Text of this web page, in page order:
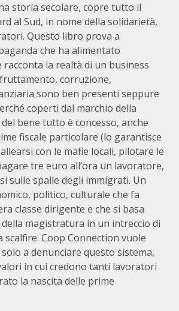
storia secolare, copre tutto il
al Sud, in nome della solidarietà,
Questo libro prova a
che ha alimentato
racconta la realtà di un business
corruzione,
sono ben presenti seppure
coperti dal marchio della
bene tutto è concesso, anche
fiscale particolare (lo garantisce
con le mafie locali, pilotare le
tre euro all’ora un lavoratore,
sulle spalle degli immigrati. Un
politico, culturale che fa
classe dirigente e che si basa
magistratura in un intreccio di
scalfire. Coop Connection vuole
a denunciare questo sistema,
in cui credono tanti lavoratori
la nascita delle prime